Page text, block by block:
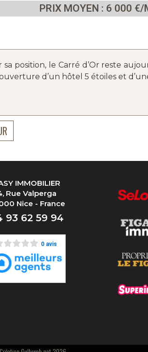
PRIX MOYEN : 6 000 €/
sa position, le Carré d’Or reste
d’un hôtel 5 étoiles et
IMMOBILIER
Rue Valperga
Nice - France
93 62 59 94
0 avis